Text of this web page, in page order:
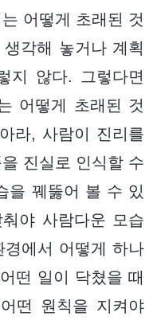
어떻게 초래된 것
각해 놓거나 계획
지 않다. 그렇다면
어떻게 초래된 것
라, 사람이 진리를
진실로 인식할 수
을 꿰뚫어 볼 수 있
야 사람다운 모습
에서 어떻게 하나
떤 일이 닥쳤을 때
떤 원칙을 지켜야